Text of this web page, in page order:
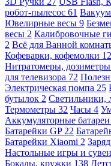
робот-пылесос 61
Ювелирные весы 9
весы 2 Калибровочные
2 Всё для Ванной
Кофеварки, кофемолки 12
Нитратомеры, дозиметры
для телевизора 72
Электрическая помпа 25
бутылок 2 Светильники,
Термометры 32 Часы 4
Аккумуляторные
Батарейки GP 22
Батарейки Xiaomi 2
Настольные игры и
Бокалы, кружки 138